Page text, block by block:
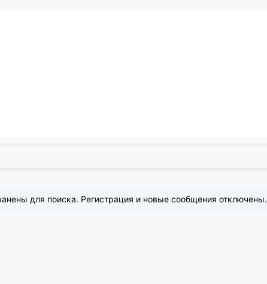
для поиска. Регистрация и новые сообщения отключены.